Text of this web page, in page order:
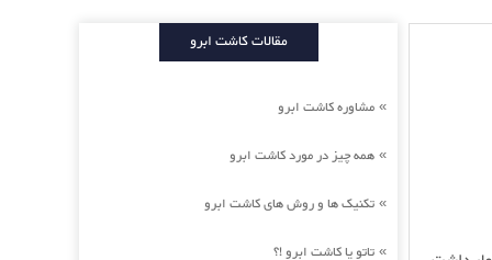
مقالات کاشت ابرو
» مشاوره کاشت ابرو
» همه چیز در مورد کاشت ابرو
» تکنیک ها و روش های کاشت ابرو
» تاتو یا کاشت ابرو !؟